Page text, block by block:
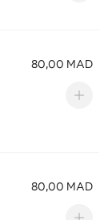
80,00 MAD
80,00 MAD